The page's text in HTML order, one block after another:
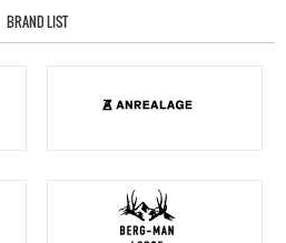
BRAND LIST